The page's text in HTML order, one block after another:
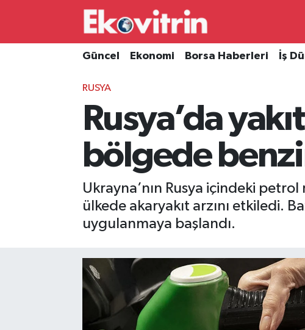
Güncel Ekonomi Borsa Haberleri İş
RUSYA
Rusya’da
bölgede
Ukrayna’nın Rusya içindeki petrol
ülkede akaryakıt arzını etkiledi.
uygulanmaya başlandı.
Güncel
Borsa Haberleri
Gayrimenkul
Hava Durumu
Süper Lig Puan Durumu ve Fikstür
Tüm Manşetler
Son Dakika Haberleri
Haber Arşivi